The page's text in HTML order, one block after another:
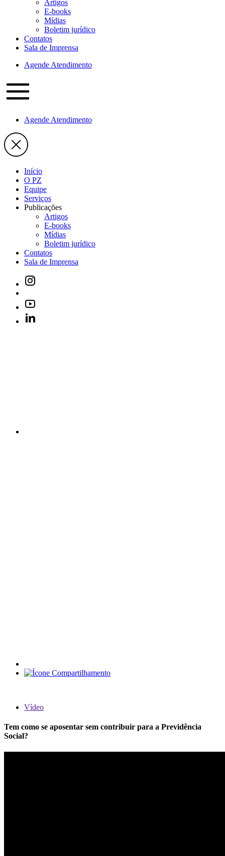
Artigos
E-books
Mídias
Boletim jurídico
Contatos
Sala de Imprensa
Agende Atendimento
Agende Atendimento
Início
O PZ
Equipe
Serviços
Publicações
Artigos
E-books
Mídias
Boletim jurídico
Contatos
Sala de Imprensa
Vídeo
Tem como se aposentar sem contribuir para a Previdência
Social?